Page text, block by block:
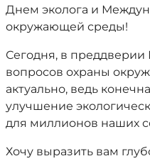
Днем эколога и
окружающей среды!
Сегодня, в преддверии
вопросов охраны
актуально, ведь
улучшение
для миллионов наших
Хочу выразить вам